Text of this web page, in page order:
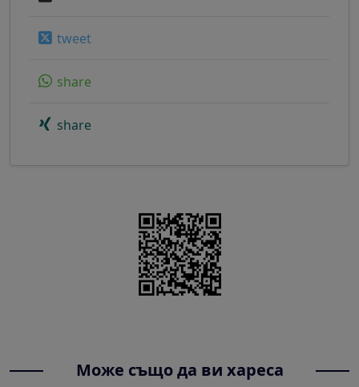
tweet
share
share
Може също да ви хареса